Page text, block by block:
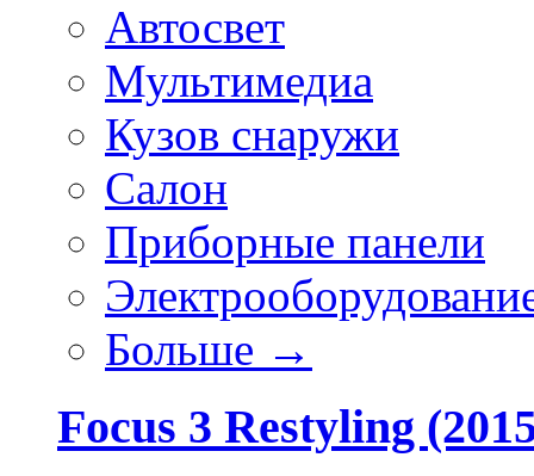
Автосвет
Мультимедиа
Кузов снаружи
Салон
Приборные панели
Больше →
Focus 3 Restyling